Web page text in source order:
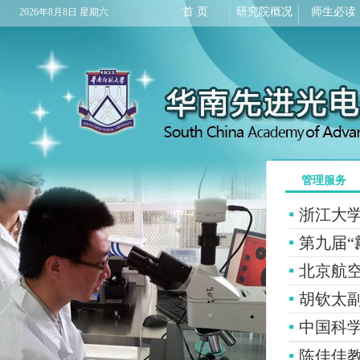
2026年8月8日 星期六 首 页 研究院概况 师生必读
管理服务
浙江大
第九届“
北京航
胡钦太
中国科
陈佳佳